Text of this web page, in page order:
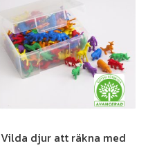
Vilda djur att räkna med